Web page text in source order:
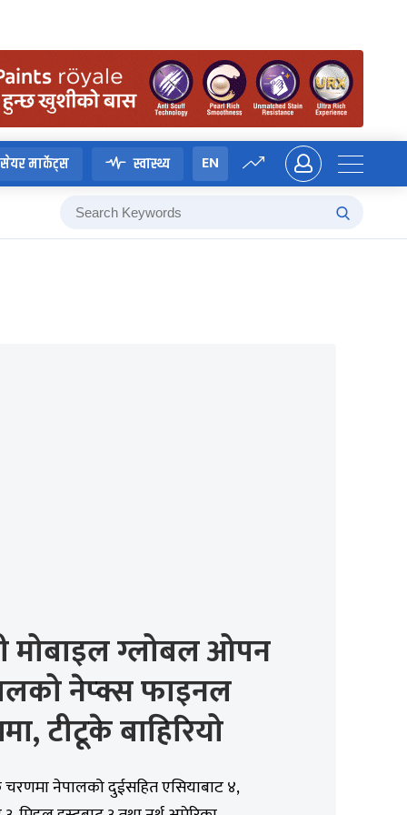
सेयर मार्केट्स स्वास्थ्य EN
मोबाइल ग्लोबल ओपन
नेप्क्स फाइनल
टीटूके बाहिरियो
चरणमा नेपालको दुईसहित एसियाबाट ४,